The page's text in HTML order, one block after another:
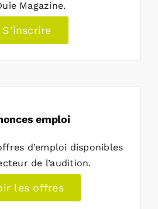
Magazine.
S’inscrire
emploi
d’emploi disponibles
de l’audition.
les offres